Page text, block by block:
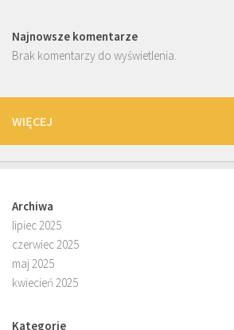
Najnowsze komentarze
Brak komentarzy do wyświetlenia.
WIĘCEJ
Archiwa
lipiec 2025
czerwiec 2025
maj 2025
kwiecień 2025
Kategorie